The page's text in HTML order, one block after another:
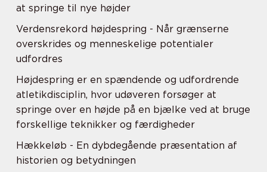
at springe til nye højder
Verdensrekord højdespring - Når grænserne
overskrides og menneskelige potentialer
udfordres
Højdespring er en spændende og udfordrende
atletikdisciplin, hvor udøveren forsøger at
springe over en højde på en bjælke ved at bruge
forskellige teknikker og færdigheder
Hækkeløb - En dybdegående præsentation af
historien og betydningen